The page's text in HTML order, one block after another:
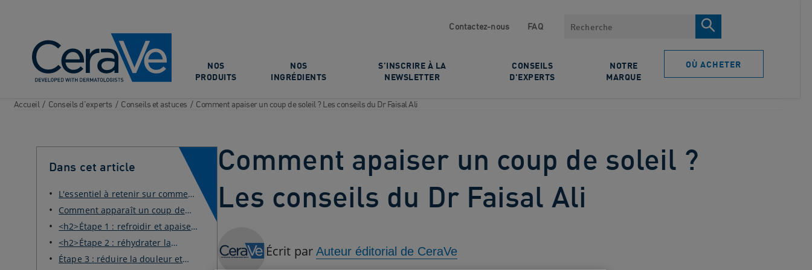
Contactez-nous FAQ Rechercher
NOS
PRODUITS
NOS
INGRÉDIENTS
S’INSCRIRE À LA
NEWSLETTER
CONSEILS
D'EXPERTS
NOTRE
MARQUE
OÙ ACHETER
Accueil / Conseils d'experts / Conseils et astuces / Comment apaiser un coup de soleil ? Les conseils du Dr Faisal Ali
Comment apaiser un coup de soleil ?
Les conseils du Dr Faisal Ali
Écrit par Auteur éditorial de CeraVe
Dans cet article
L'essentiel à retenir sur comment
apaiser un coup ...
Comment apparaît un coup de
soleil ?
<h2>Étape 1 : refroidir et apaiser
la peau</h2>
<h2>Étape 2 : réhydrater la
peau</h2>
Étape 3 : réduire la douleur et